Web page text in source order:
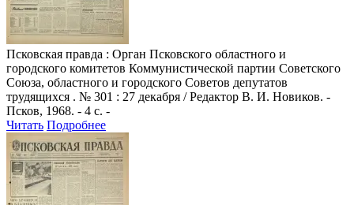
Псковская правда : Орган Псковского областного и
городского комитетов Коммунистической партии Советского
Союза, областного и городского Советов депутатов
трудящихся . № 301 : 27 декабря / Редактор В. И. Новиков. -
Псков, 1968. - 4 с. -
Читать Подробнее